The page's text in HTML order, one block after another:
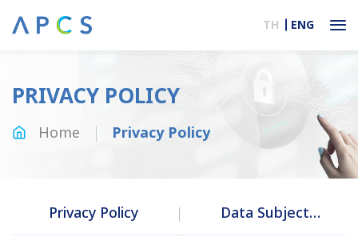
TH ENG
PRIVACY POLICY
Home Privacy Policy
Privacy Policy
Data Subject